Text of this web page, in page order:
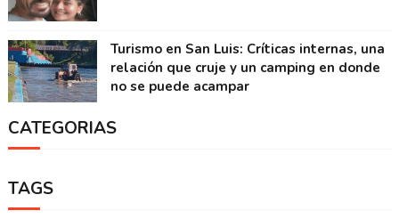
Turismo en San Luis: Críticas internas, una
relación que cruje y un camping en donde
no se puede acampar
CATEGORIAS
TAGS